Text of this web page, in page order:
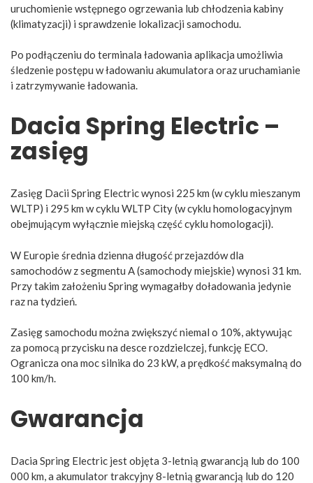
uruchomienie wstępnego ogrzewania lub chłodzenia kabiny
(klimatyzacji) i sprawdzenie lokalizacji samochodu.
Po podłączeniu do terminala ładowania aplikacja umożliwia
śledzenie postępu w ładowaniu akumulatora oraz uruchamianie
i zatrzymywanie ładowania.
Dacia Spring Electric –
zasięg
Zasięg Dacii Spring Electric wynosi 225 km (w cyklu mieszanym
WLTP) i 295 km w cyklu WLTP City (w cyklu homologacyjnym
obejmującym wyłącznie miejską część cyklu homologacji).
W Europie średnia dzienna długość przejazdów dla
samochodów z segmentu A (samochody miejskie) wynosi 31 km.
Przy takim założeniu Spring wymagałby doładowania jedynie
raz na tydzień.
Zasięg samochodu można zwiększyć niemal o 10%, aktywując
za pomocą przycisku na desce rozdzielczej, funkcję ECO.
Ogranicza ona moc silnika do 23 kW, a prędkość maksymalną do
100 km/h.
Gwarancja
Dacia Spring Electric jest objęta 3-letnią gwarancją lub do 100
000 km, a akumulator trakcyjny 8-letnią gwarancją lub do 120